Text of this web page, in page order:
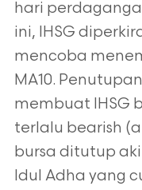
hari
ini, IHSG
mencoba
MA10.
membuat IHSG
terlalu bearish
bursa ditutup
Idul Adha yang